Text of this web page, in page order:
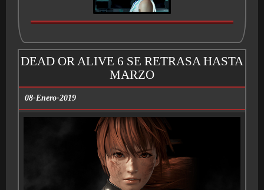
DEAD OR ALIVE 6 SE RETRASA HASTA
MARZO
08-Enero-2019